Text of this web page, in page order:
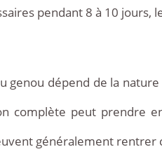
pendant 8 à 10
genou dépend de la
complète peut prendre
généralement